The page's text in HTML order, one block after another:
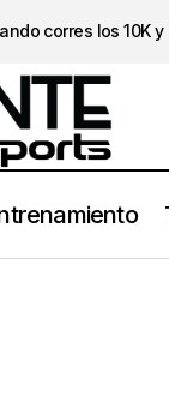
corres los 10K y